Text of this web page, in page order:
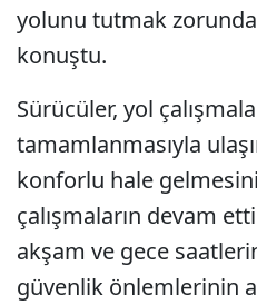
yolunu tutmak zorunda
konuştu.
Sürücüler, yol
tamamlanmasıyla
konforlu hale
çalışmaların devam
akşam ve gece
güvenlik önlemlerinin